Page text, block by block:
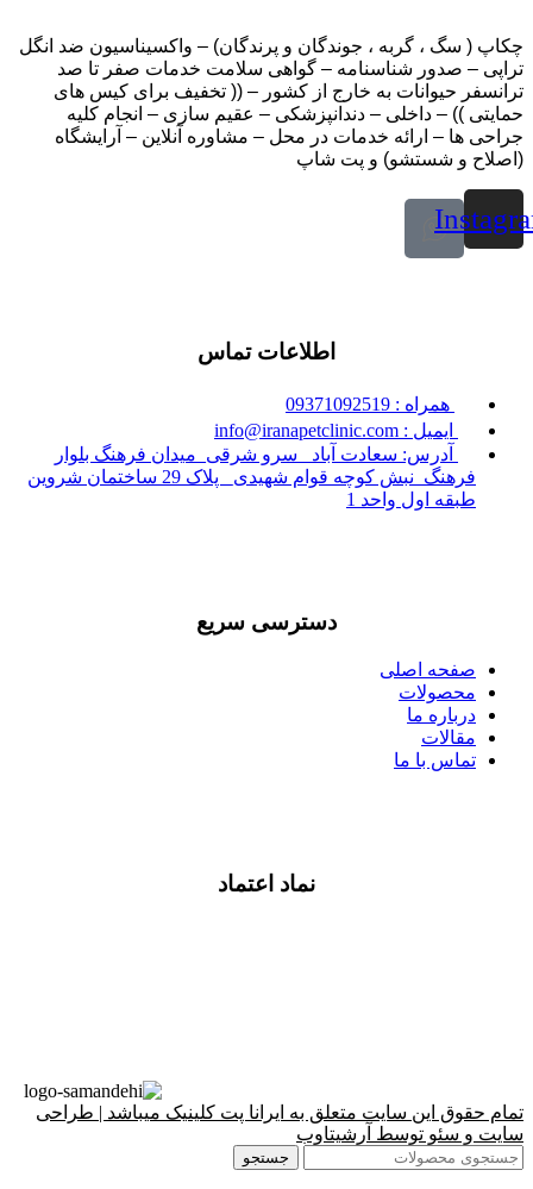
چکاپ ( سگ ، گربه ، جوندگان و پرندگان) – واکسیناسیون ضد انگل
تراپی – صدور شناسنامه – گواهی سلامت خدمات صفر تا صد
ترانسفر حیوانات به خارج از کشور – (( تخفیف برای کیس های
حمایتی )) – داخلی – دندانپزشکی – عقیم سازی – انجام کلیه
جراحی ها – ارائه خدمات در محل – مشاوره آنلاین – آرایشگاه
(اصلاح و شستشو) و پت شاپ
اطلاعات تماس
همراه : 09371092519
ایمیل : info@iranapetclinic.com
آدرس: سعادت آباد _سرو شرقی_میدان فرهنگ بلوار
فرهنگ_نبش کوچه قوام شهیدی_ پلاک 29 ساختمان شروین
طبقه اول واحد 1
دسترسی سریع
صفحه اصلی
محصولات
درباره ما
مقالات
تماس با ما
نماد اعتماد
تمام حقوق این سایت متعلق به ایرانا پت کلینیک میباشد | طراحی
سایت و سئو توسط آرشیتاوب
جستجو